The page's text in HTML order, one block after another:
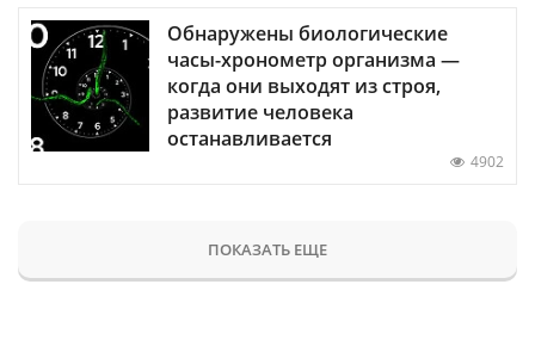
Обнаружены биологические
часы-хронометр организма —
когда они выходят из строя,
развитие человека
останавливается
4902
ПОКАЗАТЬ ЕЩЕ